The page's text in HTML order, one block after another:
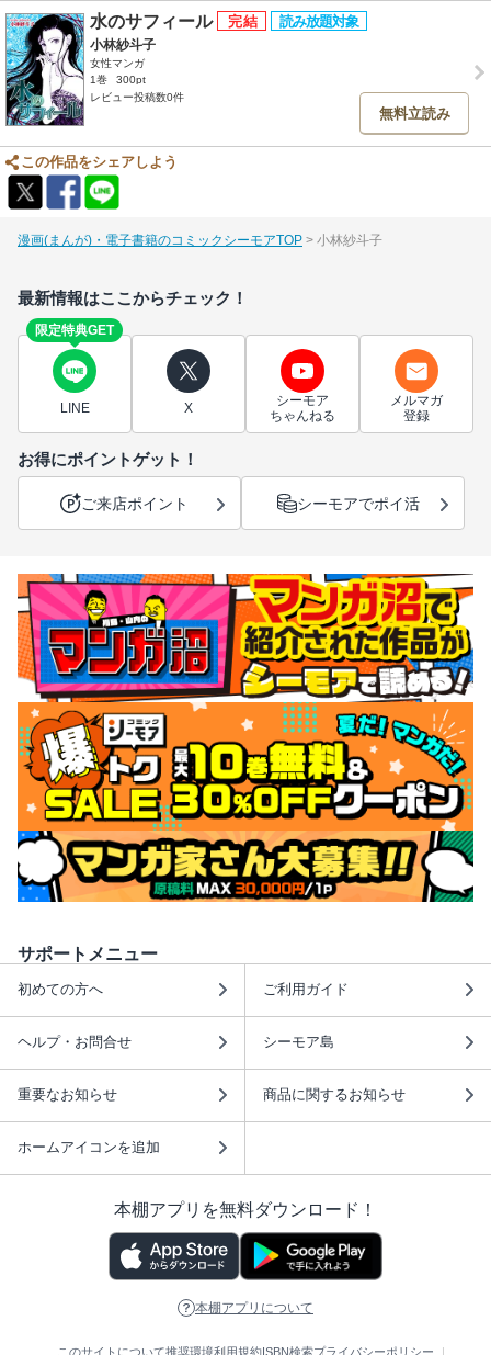
水のサフィール
小林紗斗子
女性マンガ
1巻
300pt
レビュー投稿数0件
無料立読み
この作品をシェアしよう
漫画(まんが)・電子書籍のコミックシーモアTOP 小林紗斗子
最新情報はここからチェック！
限定特典GET
LINE X
シーモア
ちゃんねる
メルマガ
登録
お得にポイントゲット！
ご来店ポイント シーモアでポイ活
サポートメニュー
初めての方へ ご利用ガイド
ヘルプ・お問合せ シーモア島
重要なお知らせ 商品に関するお知らせ
ホームアイコンを追加
本棚アプリを無料ダウンロード！
本棚アプリについて
このサイトについて推奨環境利用規約 ISBN検索プライバシーポリシー